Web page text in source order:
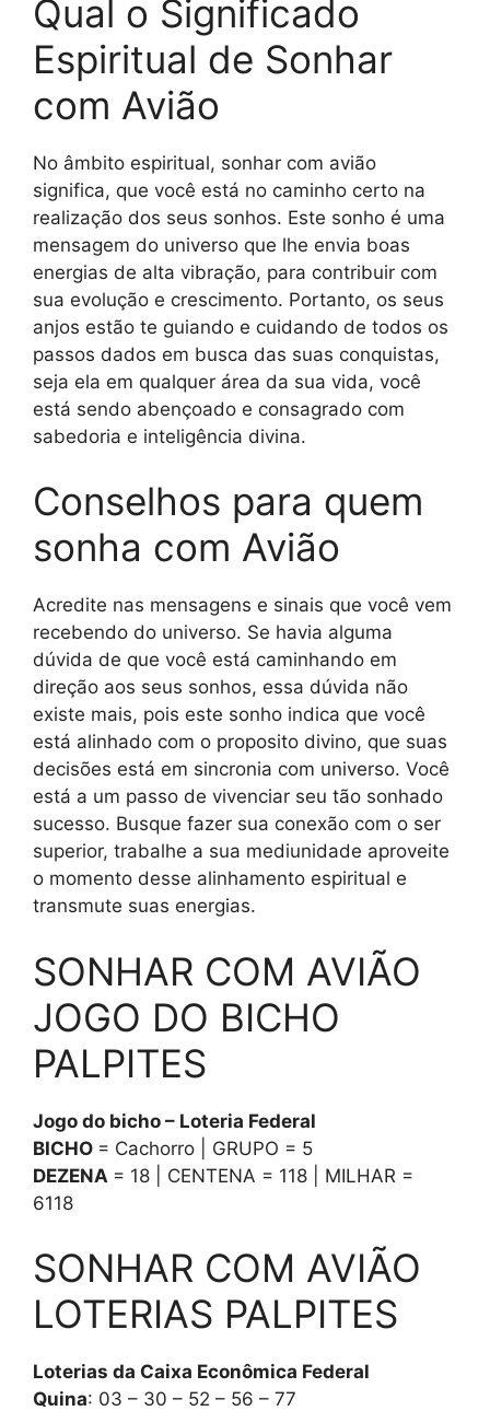
Qual o Significado
Espiritual de Sonhar
com Avião
No âmbito espiritual, sonhar com avião
significa, que você está no caminho certo na
realização dos seus sonhos. Este sonho é uma
mensagem do universo que lhe envia boas
energias de alta vibração, para contribuir com
sua evolução e crescimento. Portanto, os seus
anjos estão te guiando e cuidando de todos os
passos dados em busca das suas conquistas,
seja ela em qualquer área da sua vida, você
está sendo abençoado e consagrado com
sabedoria e inteligência divina.
Conselhos para quem
sonha com Avião
Acredite nas mensagens e sinais que você vem
recebendo do universo. Se havia alguma
dúvida de que você está caminhando em
direção aos seus sonhos, essa dúvida não
existe mais, pois este sonho indica que você
está alinhado com o proposito divino, que suas
decisões está em sincronia com universo. Você
está a um passo de vivenciar seu tão sonhado
sucesso. Busque fazer sua conexão com o ser
superior, trabalhe a sua mediunidade aproveite
o momento desse alinhamento espiritual e
transmute suas energias.
SONHAR COM AVIÃO
JOGO DO BICHO
PALPITES
Jogo do bicho – Loteria Federal
BICHO = Cachorro | GRUPO = 5
DEZENA = 18 | CENTENA = 118 | MILHAR =
6118
SONHAR COM AVIÃO
LOTERIAS PALPITES
Loterias da Caixa Econômica Federal
Quina: 03 – 30 – 52 – 56 – 77